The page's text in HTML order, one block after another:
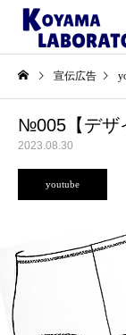
宣伝広告
№005【デザ
2023.08.30
youtube